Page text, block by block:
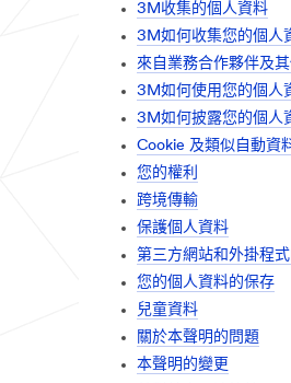
3M收集的個人資料
3M如何收集您的個人
來自業務合作夥伴及
3M如何使用您的個人
3M如何披露您的個人
Cookie 及類似自動資
您的權利
跨境傳輸
保護個人資料
第三方網站和外掛程
您的個人資料的保存
兒童資料
關於本聲明的問題
本聲明的變更